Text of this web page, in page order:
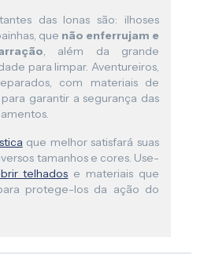
das lonas são: ilhoses
que não enferrujam e
, além da grande
para limpar. Aventureiros,
com materiais de
garantir a segurança das
que melhor satisfará suas
tamanhos e cores. Use-
telhados e materiais que
protege-los da ação do